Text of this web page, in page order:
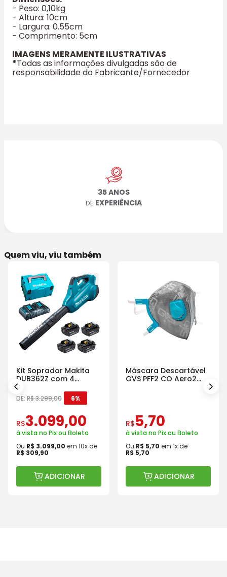
- Peso: 0,10kg
- Altura: 10cm
- Largura: 0.55cm
- Comprimento: 5cm
IMAGENS MERAMENTE ILUSTRATIVAS
*Todas as informações divulgadas são de
responsabilidade do Fabricante/Fornecedor
35 ANOS
DE EXPERIÊNCIA
Quem viu, viu também
Kit Soprador Makita
DUB362Z com 4
Baterias Carregador e
Maleta
DE: R$3.299,00 6%
R$3.099,00
à vista no Pix ou Boleto
Ou R$ 3.099,00 em 10x de
R$ 309,90
ADICIONAR
Máscara Descartável
GVS PFF2 CO Aero2
R$5,70
à vista no Pix ou Boleto
Ou R$ 5,70 em 1x de
R$ 5,70
ADICIONAR